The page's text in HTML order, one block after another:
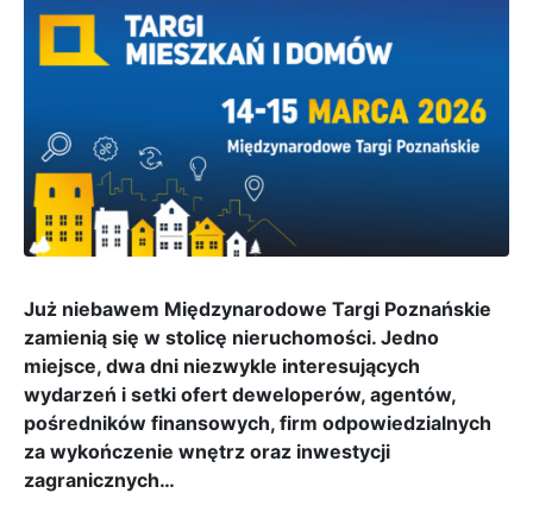
Już niebawem Międzynarodowe Targi Poznańskie
zamienią się w stolicę nieruchomości. Jedno
miejsce, dwa dni niezwykle interesujących
wydarzeń i setki ofert deweloperów, agentów,
pośredników finansowych, firm odpowiedzialnych
za wykończenie wnętrz oraz inwestycji
zagranicznych…